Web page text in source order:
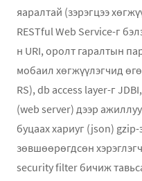
яаралтай (зэрэгцээ
RESTful Web Service-г
н URI, оролт гаралтын
мобаил хөгжүүлэгчид
RS), db access layer-г
(web server) дээр
буцаах хариуг (json)
зөвшөөрөгдсөн
security filter бичиж